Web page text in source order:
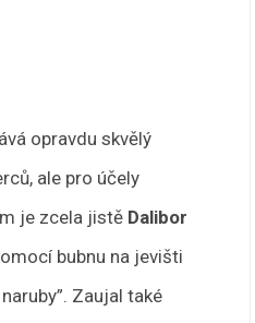
opravdu skvělý
ale pro účely
je zcela jistě Dalibor
bubnu na jevišti
Zaujal také